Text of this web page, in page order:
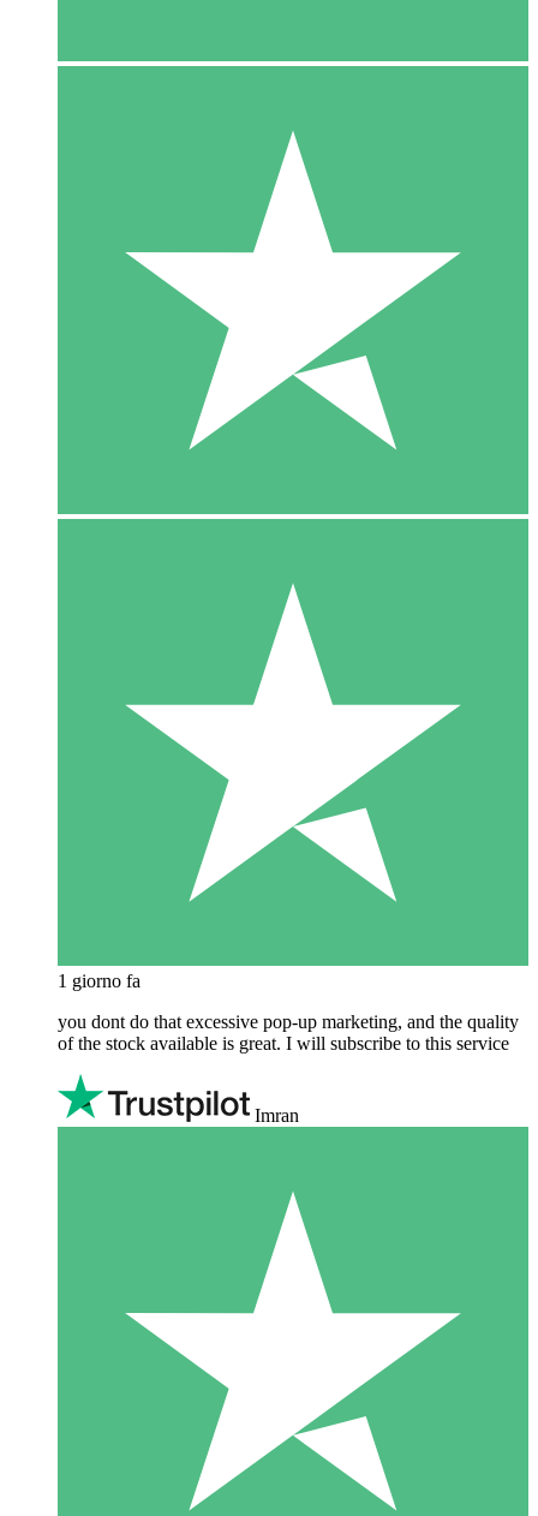
1 giorno fa
you dont do that excessive pop-up marketing, and the quality
of the stock available is great. I will subscribe to this service
Imran